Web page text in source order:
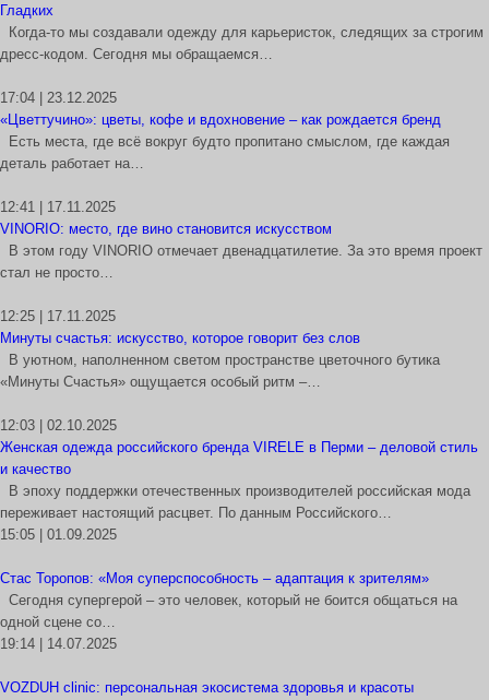
Гладких
Когда-то мы создавали одежду для карьеристок, следящих за строгим
дресс-кодом. Сегодня мы обращаемся…
17:04 | 23.12.2025
«Цветтучино»: цветы, кофе и вдохновение – как рождается бренд
Есть места, где всё вокруг будто пропитано смыслом, где каждая
деталь работает на…
12:41 | 17.11.2025
VINORIO: место, где вино становится искусством
В этом году VINORIO отмечает двенадцатилетие. За это время проект
стал не просто…
12:25 | 17.11.2025
Минуты счастья: искусство, которое говорит без слов
В уютном, наполненном светом пространстве цветочного бутика
«Минуты Счастья» ощущается особый ритм –…
12:03 | 02.10.2025
Женская одежда российского бренда VIRELE в Перми – деловой стиль
и качество
В эпоху поддержки отечественных производителей российская мода
переживает настоящий расцвет. По данным Российского…
15:05 | 01.09.2025
Стас Торопов: «Моя суперспособность – адаптация к зрителям»
Сегодня супергерой – это человек, который не боится общаться на
одной сцене со…
19:14 | 14.07.2025
VOZDUH clinic: персональная экосистема здоровья и красоты